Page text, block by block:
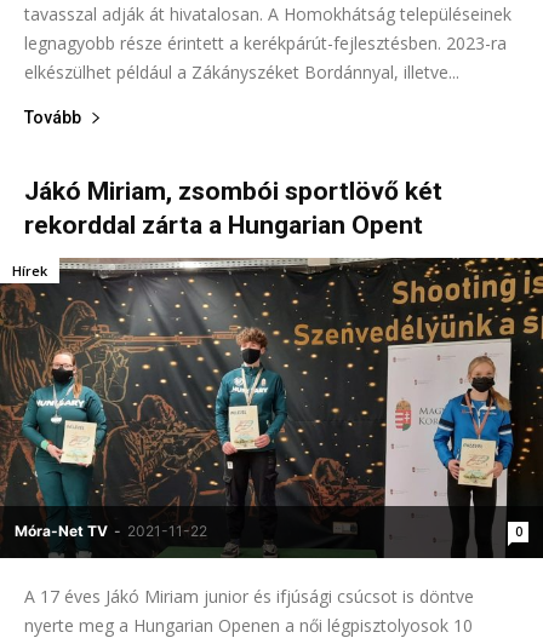
tavasszal adják át hivatalosan. A Homokhátság településeinek
legnagyobb része érintett a kerékpárút-fejlesztésben. 2023-ra
elkészülhet például a Zákányszéket Bordánnyal, illetve...
Tovább
Jákó Miriam, zsombói sportlövő két
rekorddal zárta a Hungarian Opent
Móra-Net TV - 2021-11-22 0
Hírek
A 17 éves Jákó Miriam junior és ifjúsági csúcsot is döntve
nyerte meg a Hungarian Openen a női légpisztolyosok 10